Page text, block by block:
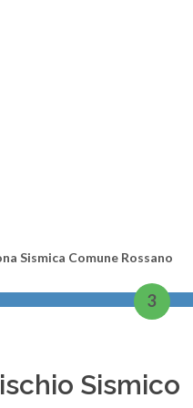
Sismica Comune Rossano
3
Sismico